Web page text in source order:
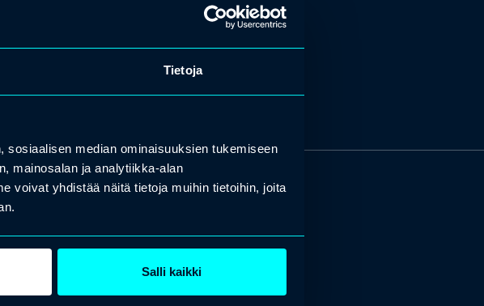
Tietoja
median ominaisuuksien tukemiseen
mainosalan ja analytiikka-alan
voivat yhdistää näitä tietoja muihin tietoihin, joita
Salli kaikki